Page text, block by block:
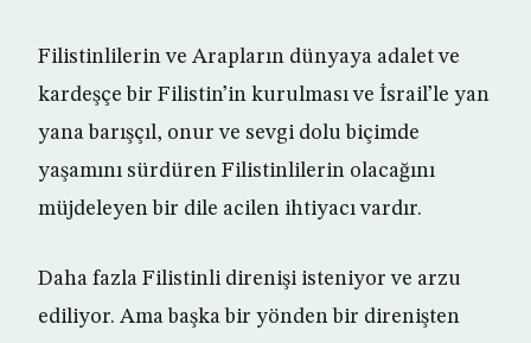
Filistinlilerin ve Arapların dünyaya adalet ve
kardeşçe bir Filistin’in kurulması ve İsrail’le yan
yana barışçıl, onur ve sevgi dolu biçimde
yaşamını sürdüren Filistinlilerin olacağını
müjdeleyen bir dile acilen ihtiyacı vardır.
Daha fazla Filistinli direnişi isteniyor ve arzu
ediliyor. Ama başka bir yönden bir direnişten